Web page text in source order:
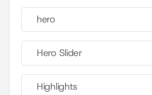
hero
Hero Slider
Highlights